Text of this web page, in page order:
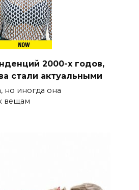
2000-х годов,
стали актуальными
но иногда она
вещам